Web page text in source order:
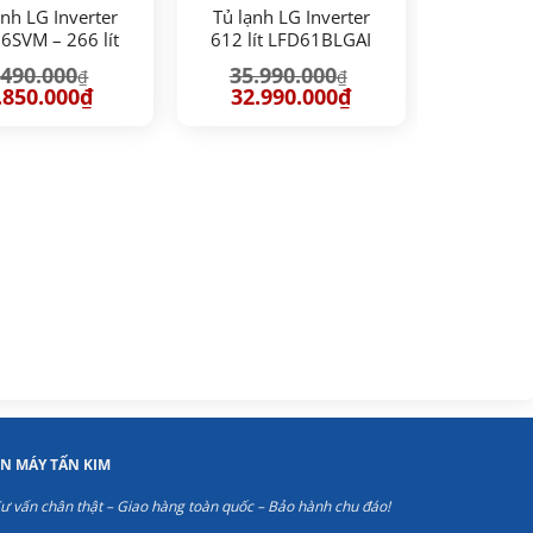
LG Inverter
– 266 lít
₫
₫Giá
Tủ lạnh LG Inverter
612 lít LFD61BLGAI
35.990.000₫
Giá
gốc
32.990.000₫Giá
MÁY TẤN KIM
vấn chân thật – Giao hàng toàn quốc – Bảo hành chu đáo!